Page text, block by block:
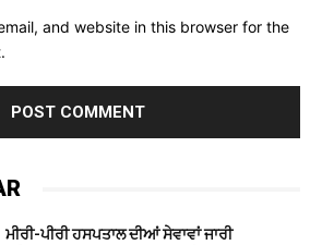
and website in this browser for the
ਮੀਰੀ-ਪੀਰੀ ਹਸਪਤਾਲ ਦੀਆਂ ਸੇਵਾਵਾਂ ਜਾਰੀ